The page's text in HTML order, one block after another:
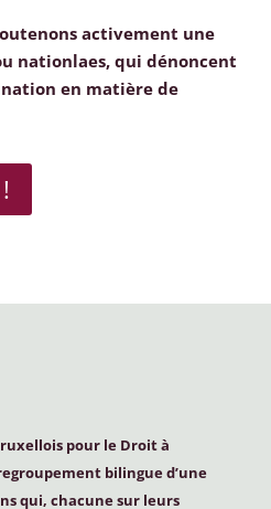
activement une
nationlaes, qui dénoncent
en matière de
pour le Droit à
bilingue d’une
qui, chacune sur leurs